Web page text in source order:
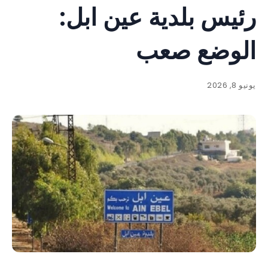
رئيس بلدية عين ابل:
الوضع صعب
يونيو 8, 2026